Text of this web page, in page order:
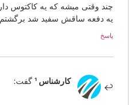
وقتی میشه که یه کاکتوس دارم
دفعه ساقش سفید شد برگشتم ریخت
کارشناس 1 گفت: